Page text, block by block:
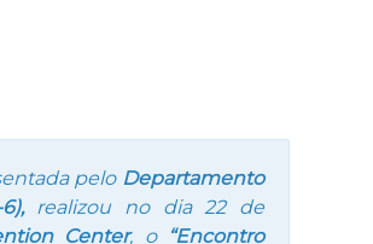
pelo Departamento
realizou no dia 22 de
Center, o “Encontro